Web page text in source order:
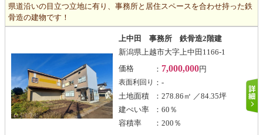
県道沿いの目立つ立地に有り、事務所と居住スペースを合わせ持った鉄
骨造の建物です！
上中田 事務所 鉄骨造2階建
新潟県上越市大字上中田1166-1
価格
： 7,000,000円
表面利回り
：-
土地面積
：278.86㎡ ／84.35坪
建ぺい率
：60％
容積率
：200％